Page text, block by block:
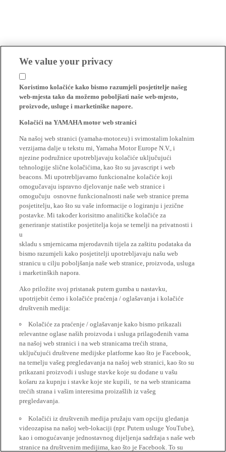
We value your privacy
Koristimo kolačiće kako bismo razumjeli posjetitelje našeg
web-mjesta tako da možemo poboljšati naše web-mjesto,
proizvode, usluge i marketinške napore.
Kolačići na YAMAHA motor web stranici
Na našoj web stranici (yamaha-motor.eu) i svimostalim lokalnim
verzijama dalje u tekstu mi, Yamaha Motor Europe N.V., i
njezine podružnice upotrebljavaju kolačiće uključujući
tehnologije slične kolačićima, kao što su javascript i web
beacons. Mi upotrebljavamo funkcionalne kolačiće koji
omogučavaju ispravno djelovanje naše web stranice i
omogučuju osnovne funkcionalnosti naše web stranice prema
posjetitelju, kao što su vaše informacije o logiranju i jezične
postavke. Mi također korisitmo analitičke kolačiće za
generiranje statistike posjetitelja koja se temelji na privatnosti i
u
skladu s smjernicama mjerodavnih tijela za zaštitu podataka da
bismo razumjeli kako posjetitelji upotrebljavaju našu web
stranicu u cilju poboljšanja naše web stranice, proizvoda, usluga
i marketinških napora.
Ako priložite svoj pristanak putem gumba u nastavku,
upotrijebit ćemo i kolačiće praćenja / oglašavanja i kolačiće
društvenih medija:
Kolačiće za praćenje / oglašavanje kako bismo prikazali
relevantne oglase naših proizvoda i usluga prilagođenih vama
na našoj web stranici i na web stranicama trećih strana,
uključujući društvene medijske platforme kao što je Facebook,
na temelju vašeg pregledavanja na našoj web stranici, kao što su
prikazani proizvodi i usluge stavke koje su dodane u vašu
košaru za kupnju i stavke koje ste kupili, te na web stranicama
trećih strana i vašim interesima proizašlih iz vašeg
pregledavanja.
Kolačići iz društvenih medija pružaju vam opciju gledanja
videozapisa na našoj web-lokaciji (npr. Putem usluge YouTube),
kao i omogućavanje jednostavnog dijeljenja sadržaja s naše web
stranice na društvenim medijima, kao što je Facebook. To su